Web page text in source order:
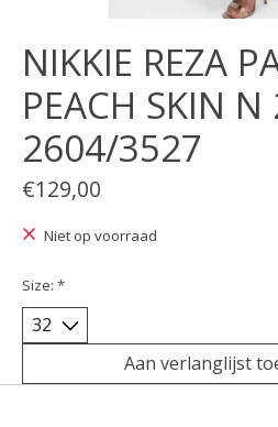
NIKKIE REZA
PEACH SKIN
2604/3527
€129,00
Niet op voorraad
Size: *
Aan verlanglijst